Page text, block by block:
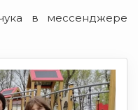
в мессенджере